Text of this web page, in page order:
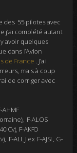
des 55 pilotes avec
j’ai complété autant
avoir quelques
dans l’Avion
de France . J’ai
mais à coup
de corriger avec
AHMF
F-ALOS
Cv), F-AKFD
F-ALLJ ex F-AJSI, G-